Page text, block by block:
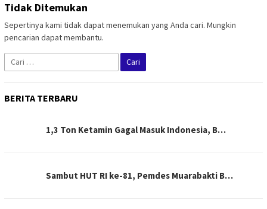
Tidak Ditemukan
Sepertinya kami tidak dapat menemukan yang Anda cari. Mungkin
pencarian dapat membantu.
Cari
untuk:
BERITA TERBARU
1,3 Ton Ketamin Gagal Masuk Indonesia, B…
Sambut HUT RI ke-81, Pemdes Muarabakti B…